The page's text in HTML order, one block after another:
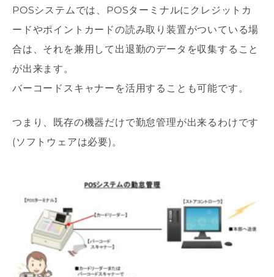
POSシステムでは、POSターミナルにクレジットカ
ードやポイントカードの読み取り装置がついている場
合は、それを兼用して出退勤のデータを収集すること
が出来ます。
バーコードスキャナーを活用することも可能です。
つまり、既存の機器だけで勤怠管理が出来るわけです
(ソフトウェアは必要)。